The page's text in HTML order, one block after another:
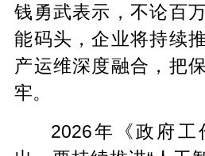
钱勇武表示，不论百
能码头，企业将持续
产运维深度融合，把
牢。
2026年《政府